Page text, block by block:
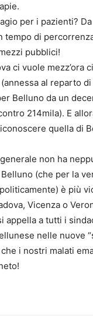
per i pazienti?
tempo di
pubblici!
ci vuole
(annessa al reparto
Belluno da un
214mila). E
quella di
non ha
(che per la
è più
Vicenza o
appella a tutti i
nelle nuove
i nostri malati